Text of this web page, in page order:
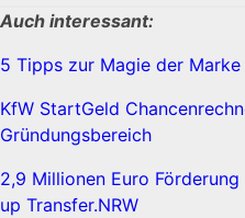
Auch interessant:
5 Tipps zur Magie der Marke
KfW StartGeld
Gründungsbereich
2,9 Millionen Euro
up Transfer.NRW